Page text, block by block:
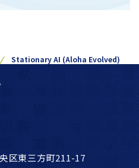
Stationary AI (Aloha Evolved)
区東三方町211-17